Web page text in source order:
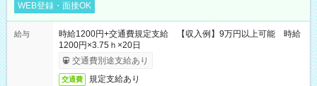
WEB登録・面接OK
給与
時給1200円+交通費規定支給 【収入例】9万円以上可能 時給
1200円×3.75ｈ×20日
交通費別途支給あり
交通費 規定支給あり